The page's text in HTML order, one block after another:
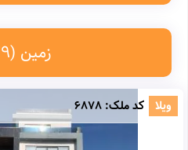
زمین (879)
ویلا کد ملک: 6878